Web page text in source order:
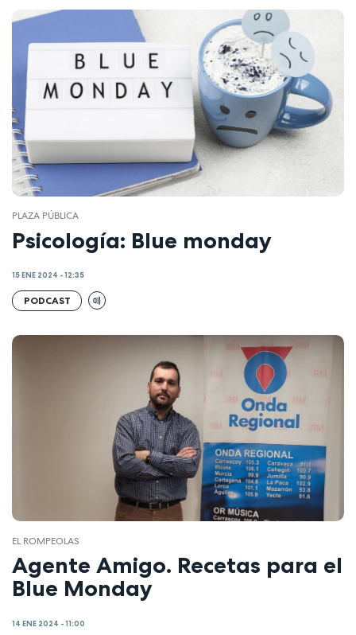
PLAZA PÚBLICA
Psicología: Blue monday
15 ENE 2024 - 12:35
PODCAST
EL ROMPEOLAS
Agente Amigo. Recetas para el
Blue Monday
14 ENE 2024 - 11:00